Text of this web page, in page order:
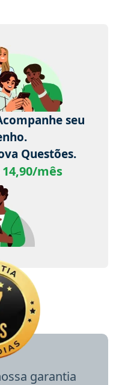
seu
Questões.
mês
garantia